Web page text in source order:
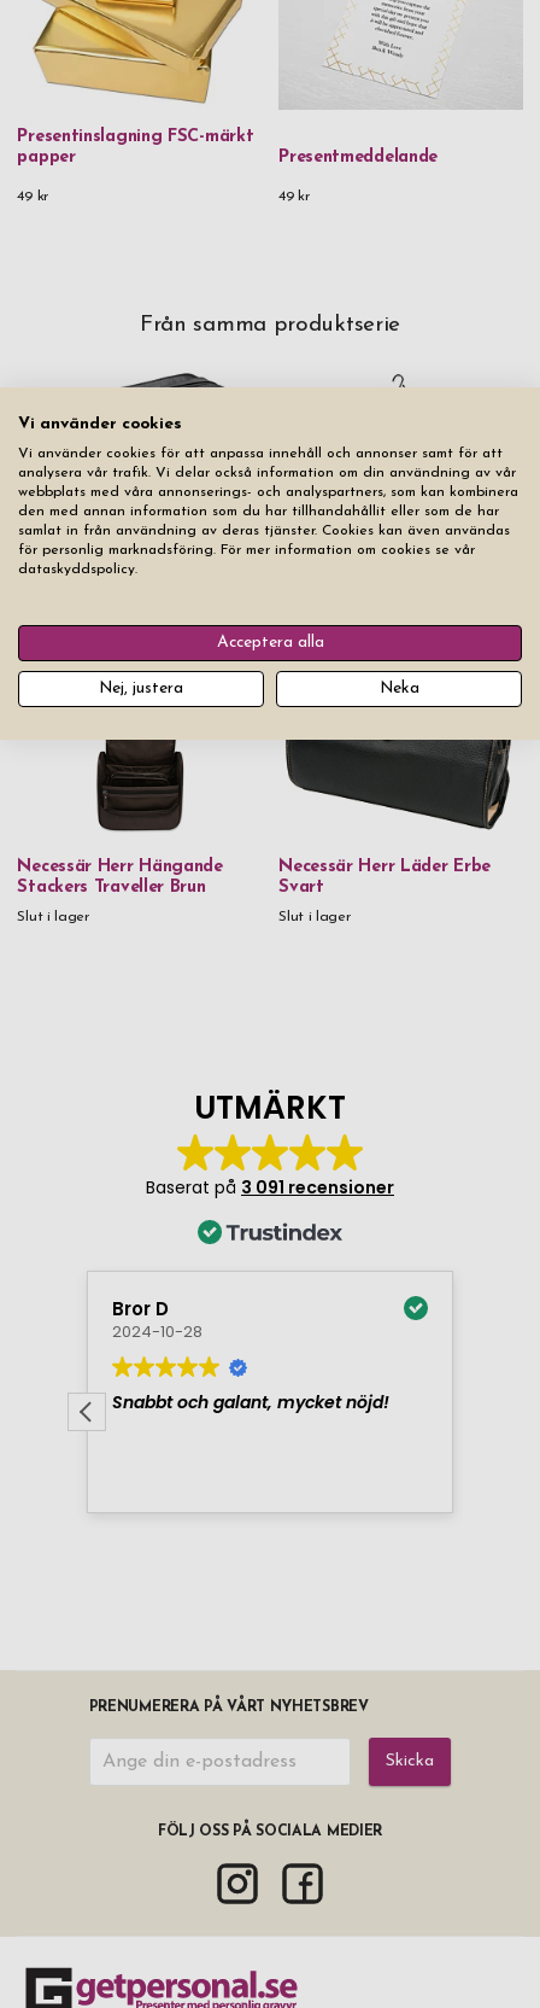
Presentinslagning FSC-märkt
papper
49 kr
Presentmeddelande
49 kr
Från samma produktserie
Slut i lager Slut i lager
Necessär Herr Hängande
Stackers Traveller Brun
Slut i lager
Necessär Herr Läder Erbe
Svart
Slut i lager
PRENUMERERA PÅ VÅRT NYHETSBREV
Skicka
FÖLJ OSS PÅ SOCIALA MEDIER
Vi använder cookies
Vi använder cookies för att anpassa innehåll och annonser samt för att
analysera vår trafik. Vi delar också information om din användning av vår
webbplats med våra annonserings- och analyspartners, som kan kombinera
den med annan information som du har tillhandahållit eller som de har
samlat in från användning av deras tjänster. Cookies kan även användas
för personlig marknadsföring. För mer information om cookies se vår
dataskyddspolicy.
Acceptera alla
Nej, justera Neka